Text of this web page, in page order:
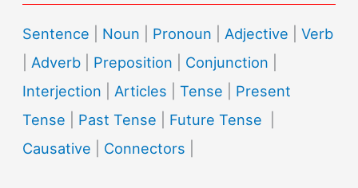
Sentence Noun Pronoun Adjective |Verb
Adverb Preposition Conjunction
Interjection
Articles |Tense
Present
Tense
Past Tense Future Tense
Causative
Connectors